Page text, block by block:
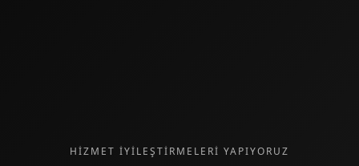
HİZMET İYİLEŞTİRMELERİ YAPIYORUZ